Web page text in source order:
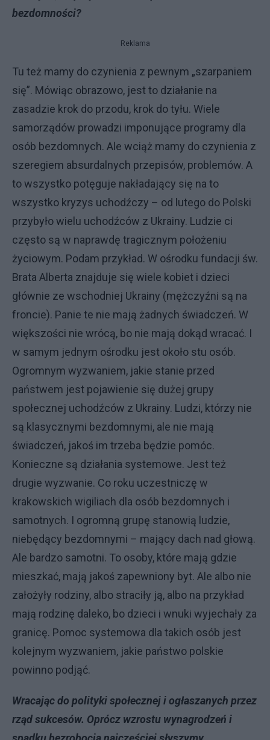
bezdomności?
Reklama
Tu też mamy do czynienia z pewnym „szarpaniem
się”. Mówiąc obrazowo, jest to działanie na
zasadzie krok do przodu, krok do tyłu. Wiele
samorządów prowadzi imponujące programy dla
osób bezdomnych. Ale wciąż mamy do czynienia z
szeregiem absurdalnych przepisów, problemów. A
to wszystko potęguje nakładający się na to
wszystko kryzys uchodźczy – od lutego do Polski
przybyło wielu uchodźców z Ukrainy. Ludzie ci
często są w naprawdę tragicznym położeniu
życiowym. Podam przykład. W ośrodku fundacji św.
Brata Alberta znajduje się wiele kobiet i dzieci
głównie ze wschodniej Ukrainy (mężczyźni są na
froncie). Panie te nie mają żadnych świadczeń. W
większości nie wrócą, bo nie mają dokąd wracać. I
w samym jednym ośrodku jest około stu osób.
Ogromnym wyzwaniem, jakie stanie przed
państwem jest pojawienie się dużej grupy
społecznej uchodźców z Ukrainy. Ludzi, którzy nie
są klasycznymi bezdomnymi, ale nie mają
świadczeń, jakoś im trzeba będzie pomóc.
Konieczne są działania systemowe. Jest też
drugie wyzwanie. Co roku uczestniczę w
krakowskich wigiliach dla osób bezdomnych i
samotnych. I ogromną grupę stanowią ludzie,
niebędący bezdomnymi – mający dach nad głową.
Ale bardzo samotni. To osoby, które mają gdzie
mieszkać, mają jakoś zapewniony byt. Ale albo nie
założyły rodziny, albo straciły ją, albo na przykład
mają rodzinę daleko, bo dzieci i wnuki wyjechały za
granicę. Pomoc systemowa dla takich osób jest
kolejnym wyzwaniem, jakie państwo polskie
powinno podjąć.
Wracając do polityki społecznej i ogłaszanych przez
rząd sukcesów. Oprócz wzrostu wynagrodzeń i